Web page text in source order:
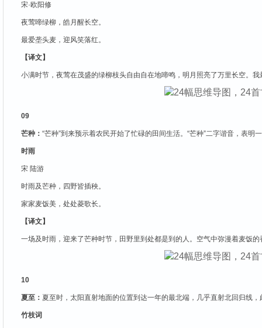
宋·欧阳修
夜莺啼绿柳，皓月醒长空。
最爱垄头麦，迎风笑落红。
【译文】
小满时节，夜莺在茂盛的绿柳枝头自由自在地啼鸣，明月照亮了万里长空。
09
芒种： “芒种”到来预示着农民开始了忙碌的田间生活。“芒种”二字谐音，表明
时雨
宋 陆游
时雨及芒种，四野皆插秧。
家家麦饭美，处处菱歌长。
【译文】
一场及时雨，迎来了芒种时节，田野里到处都是到的人。空气中弥漫着麦饭
10
夏至： 夏至时，太阳直射地面的位置到达一年的最北端，几乎直射北回归线
竹枝词